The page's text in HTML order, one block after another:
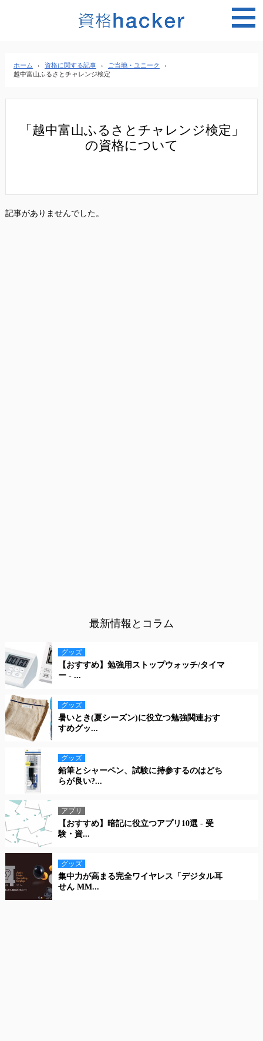
ホーム › 資格に関する記事 › ご当地・ユニーク
›
越中富山ふるさとチャレンジ検定
「越中富山ふるさとチャレンジ検定」
の資格について
記事がありませんでした。
最新情報とコラム
グッズ
【おすすめ】勉強用ストップウォッチ/タイマ
ー - ...
グッズ
暑いとき(夏シーズン)に役立つ勉強関連おす
すめグッ...
グッズ
鉛筆とシャーペン、試験に持参するのはどち
らが良い?...
アプリ
【おすすめ】暗記に役立つアプリ10選 - 受
験・資...
グッズ
集中力が高まる完全ワイヤレス「デジタル耳
せん MM...